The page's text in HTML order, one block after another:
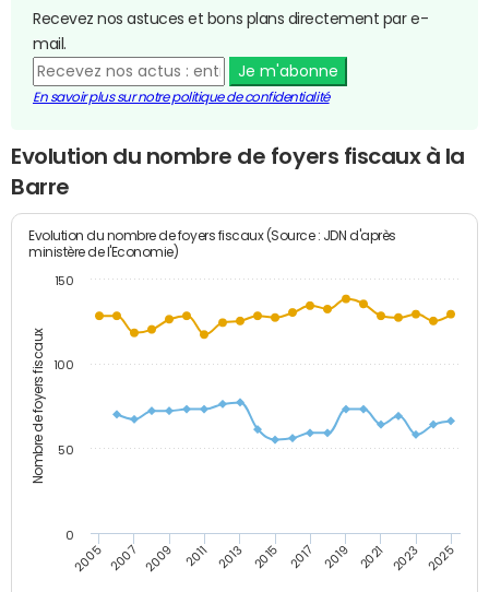
Recevez nos astuces et bons plans directement par e-
mail.
Je m'abonne
En savoir plus sur notre politique de confidentialité
Evolution du nombre de foyers fiscaux à la
Barre
Nombre de foyers fiscaux
Evolution du nombre de foyers fiscaux (Source : JDN d'après
ministère de l'Economie)
2005 2007 2009 2011 2013 2015 2017 2019 2021 2023 2025
0
50
100
150